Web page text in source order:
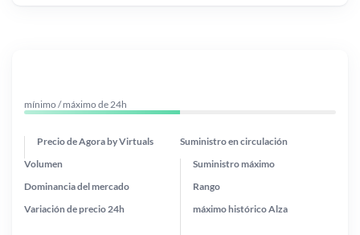
mínimo / máximo de 24h
Precio de Agora by Virtuals Suministro en circulación
Variación de precio 24h
Suministro máximo
Dominancia del mercado
Volumen
Rango
máximo históricoAlza